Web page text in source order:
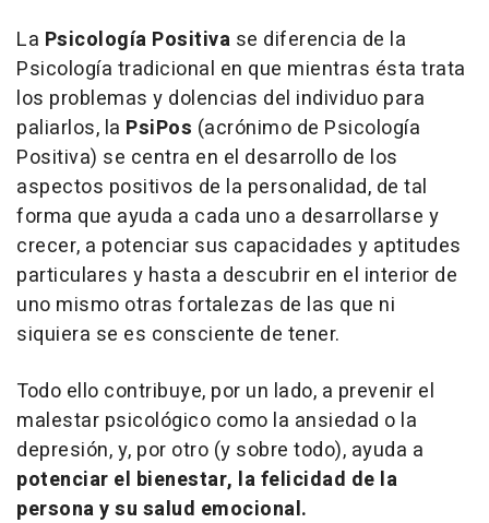
La Psicología Positiva se diferencia de la
Psicología tradicional en que mientras ésta trata
los problemas y dolencias del individuo para
paliarlos, la PsiPos (acrónimo de Psicología
Positiva) se centra en el desarrollo de los
aspectos positivos de la personalidad, de tal
forma que ayuda a cada uno a desarrollarse y
crecer, a potenciar sus capacidades y aptitudes
particulares y hasta a descubrir en el interior de
uno mismo otras fortalezas de las que ni
siquiera se es consciente de tener.
Todo ello contribuye, por un lado, a prevenir el
malestar psicológico como la ansiedad o la
depresión, y, por otro (y sobre todo), ayuda a
potenciar el bienestar, la felicidad de la
persona y su salud emocional.